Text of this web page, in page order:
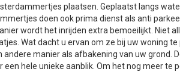
plaatsen. Geplaatst langs
doen ook prima dienst als anti
wordt het inrijden extra bemoeilijkt. Niet
Wat dacht u ervan om ze bij uw woning
manier als afbakening van uw grond.
hele unieke aanblik. Om het nog meer te